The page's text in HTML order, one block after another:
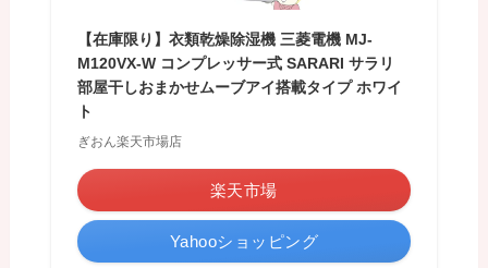
【在庫限り】衣類乾燥除湿機 三菱電機 MJ-
M120VX-W コンプレッサー式 SARARI サラリ
部屋干しおまかせムーブアイ搭載タイプ ホワイ
ト
ぎおん楽天市場店
楽天市場
Yahooショッピング